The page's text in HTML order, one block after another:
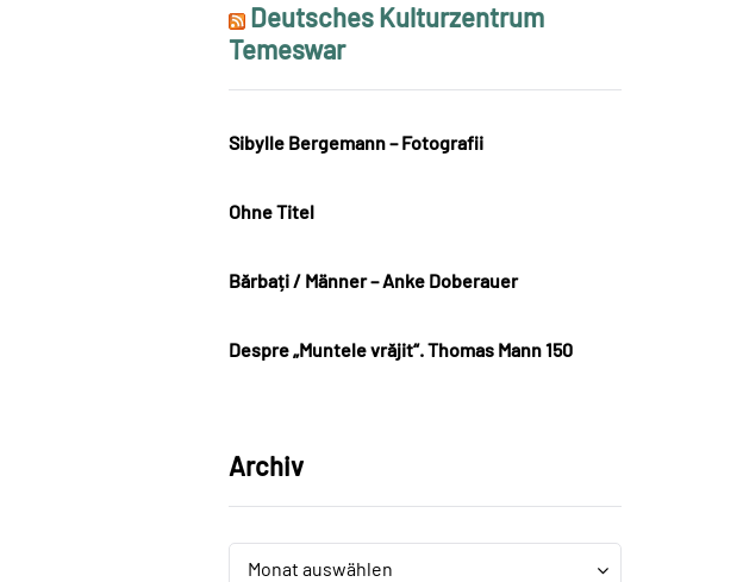
Deutsches Kulturzentrum
Temeswar
Sibylle Bergemann – Fotografii
Ohne Titel
Bărbați / Männer – Anke Doberauer
Despre „Muntele vrăjit“. Thomas Mann 150
Archiv
Archiv
Monat auswählen
Archiv